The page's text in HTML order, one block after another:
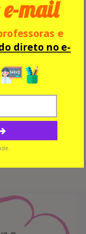
e
direto no e-
mail